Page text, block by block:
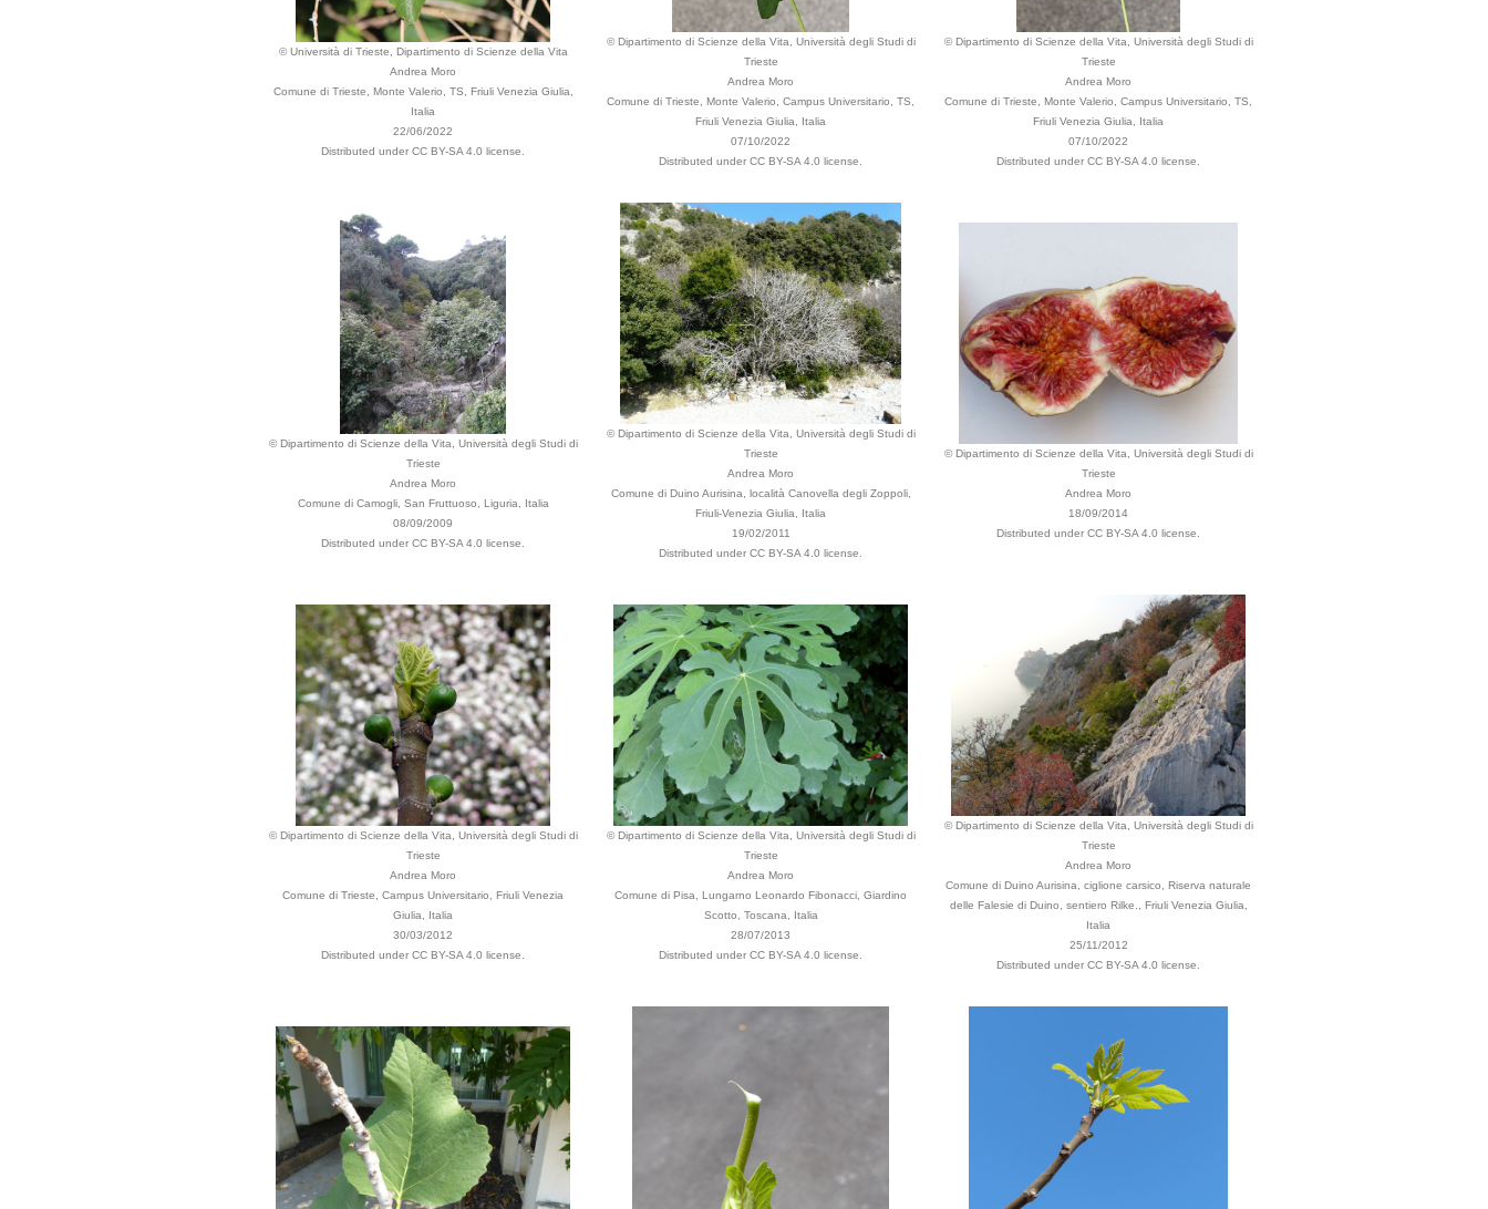
© Università di Trieste, Dipartimento di Scienze della Vita
Andrea Moro
Comune di Trieste, Monte Valerio, TS, Friuli Venezia Giulia,
Italia
22/06/2022
Distributed under CC BY-SA 4.0 license.
© Dipartimento di Scienze della Vita, Università degli Studi di
Trieste
Andrea Moro
Comune di Trieste, Monte Valerio, Campus Universitario, TS,
Friuli Venezia Giulia, Italia
07/10/2022
Distributed under CC BY-SA 4.0 license.
© Dipartimento di Scienze della Vita, Università degli Studi di
Trieste
Andrea Moro
Comune di Trieste, Monte Valerio, Campus Universitario, TS,
Friuli Venezia Giulia, Italia
07/10/2022
Distributed under CC BY-SA 4.0 license.
© Dipartimento di Scienze della Vita, Università degli Studi di
Trieste
Andrea Moro
Comune di Camogli, San Fruttuoso, Liguria, Italia
08/09/2009
Distributed under CC BY-SA 4.0 license.
© Dipartimento di Scienze della Vita, Università degli Studi di
Trieste
Andrea Moro
Comune di Duino Aurisina, località Canovella degli Zoppoli,
Friuli-Venezia Giulia, Italia
19/02/2011
Distributed under CC BY-SA 4.0 license.
© Dipartimento di Scienze della Vita, Università degli Studi di
Trieste
Andrea Moro
18/09/2014
Distributed under CC BY-SA 4.0 license.
© Dipartimento di Scienze della Vita, Università degli Studi di
Trieste
Andrea Moro
Comune di Trieste, Campus Universitario, Friuli Venezia
Giulia, Italia
30/03/2012
Distributed under CC BY-SA 4.0 license.
© Dipartimento di Scienze della Vita, Università degli Studi di
Trieste
Andrea Moro
Comune di Pisa, Lungarno Leonardo Fibonacci, Giardino
Scotto, Toscana, Italia
28/07/2013
Distributed under CC BY-SA 4.0 license.
© Dipartimento di Scienze della Vita, Università degli Studi di
Trieste
Andrea Moro
Comune di Duino Aurisina, ciglione carsico, Riserva naturale
delle Falesie di Duino, sentiero Rilke., Friuli Venezia Giulia,
Italia
25/11/2012
Distributed under CC BY-SA 4.0 license.